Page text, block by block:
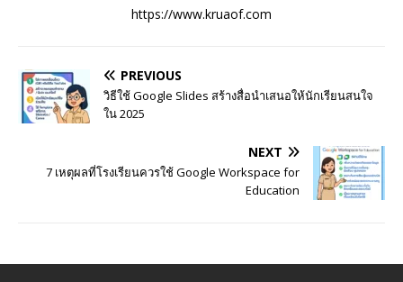
https://www.kruaof.com
PREVIOUS
วิธีใช้ Google Slides สร้างสื่อนำเสนอให้นักเรียนสนใจ
ใน 2025
NEXT
7 เหตุผลที่โรงเรียนควรใช้ Google Workspace for
Education